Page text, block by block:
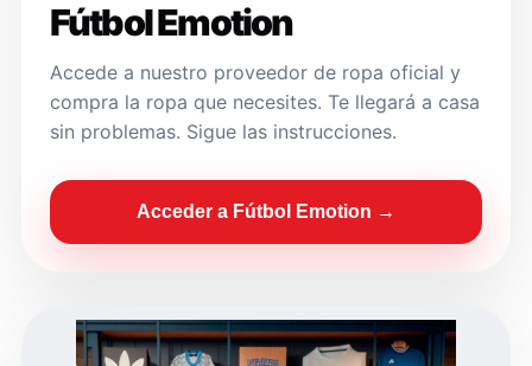
Fútbol Emotion
Accede a nuestro proveedor de ropa oficial y
compra la ropa que necesites. Te llegará a casa
sin problemas. Sigue las instrucciones.
Acceder a Fútbol Emotion →